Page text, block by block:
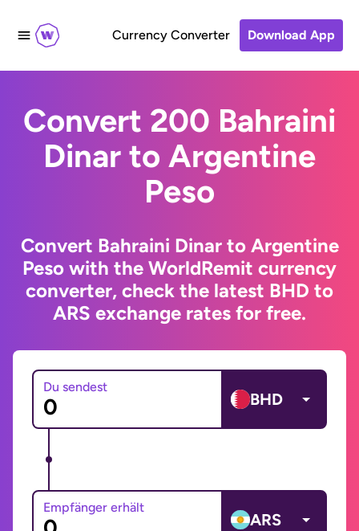
Currency Converter Download App
Convert 200 Bahraini
Dinar to Argentine
Peso
Convert Bahraini Dinar to Argentine
Peso with the WorldRemit currency
converter, check the latest BHD to
ARS exchange rates for free.
Du sendest
BHD
Empfänger erhält
ARS